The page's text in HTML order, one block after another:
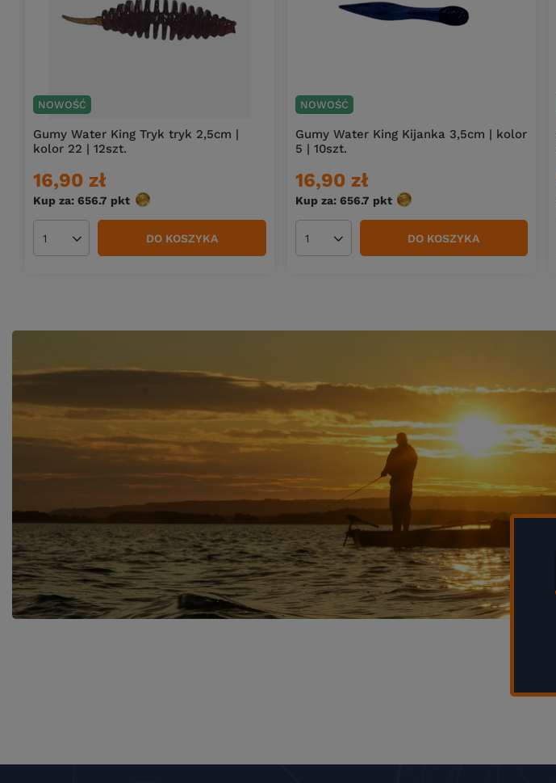
NOWOŚĆ
Gumy Water King Tryk tryk 2,5cm |
kolor 22 | 12szt.
16,90 zł
Kup za: 656.7 pkt punktów
Ilość produktów DO KOSZYKA
NOWOŚĆ
Gumy Water King Kijanka 3,5cm | kolor
5 | 10szt.
16,90 zł
Kup za: 656.7 pktpunktów
Ilość produktów DO KOSZYKA